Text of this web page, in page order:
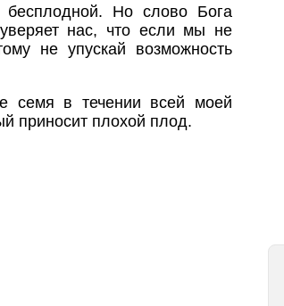
бесплодной. Но слово Бога
нас, что если мы не
не упускай возможность
семя в течении всей моей
приносит плохой плод.